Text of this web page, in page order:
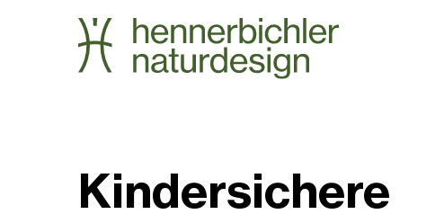
Kindersichere